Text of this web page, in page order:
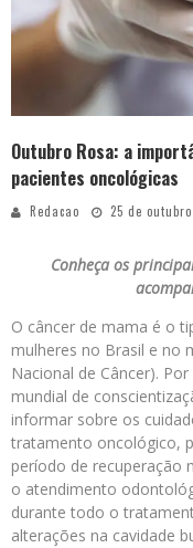
Outubro Rosa: a
pacientes oncológicas
Redacao 25 de
Conheça os
O câncer de mama é o
mulheres no Brasil e no
Nacional de Câncer).
mundial de
informar sobre os
tratamento oncológico,
período de recuperação
o atendimento
durante todo o
alterações na cavidade